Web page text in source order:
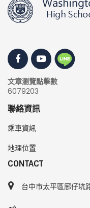
文章瀏覽點擊數
6079203
聯絡資訊
乘車資訊
地理位置
CONTACT
台中市太平區廍仔坑